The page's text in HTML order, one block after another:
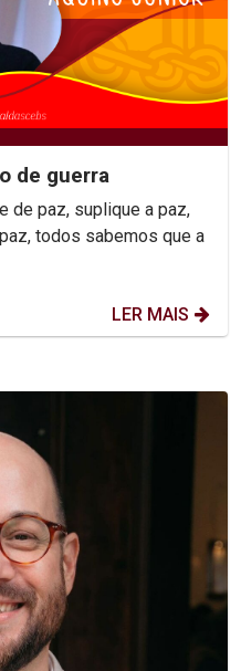
de guerra
de paz, suplique a paz,
todos sabemos que a
LER MAIS